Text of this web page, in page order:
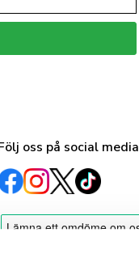
oss på social media